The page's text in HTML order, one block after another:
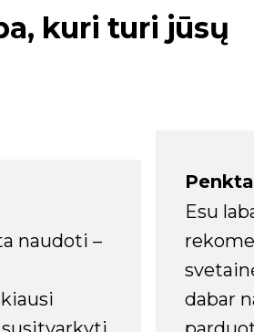
kuri turi jūsų
naudoti –
Esu
dabar